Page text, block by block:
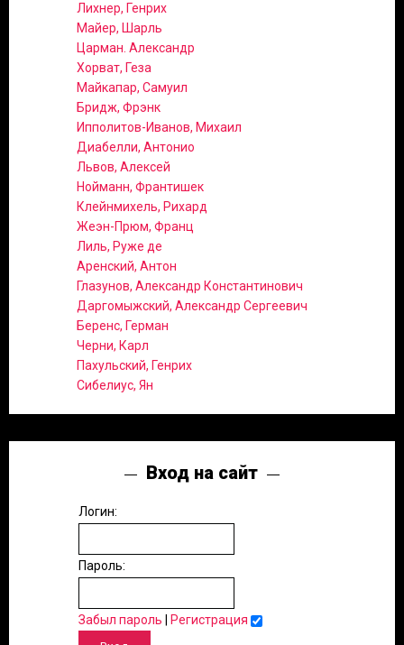
Лихнер, Генрих
Майер, Шарль
Царман. Александр
Хорват, Геза
Майкапар, Самуил
Бридж, Фрэнк
Ипполитов-Иванов, Михаил
Диабелли, Антонио
Львов, Алексей
Нойманн, Франтишек
Клейнмихель, Рихард
Жеэн-Прюм, Франц
Лиль, Руже де
Аренский, Антон
Глазунов, Александр Константинович
Даргомыжский, Александр Сергеевич
Беренс, Герман
Черни, Карл
Пахульский, Генрих
Сибелиус, Ян
Вход на сайт
Логин:
Пароль:
Забыл пароль Регистрация